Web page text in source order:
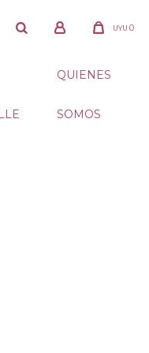
QUIENES
SOMOS
UYU 0